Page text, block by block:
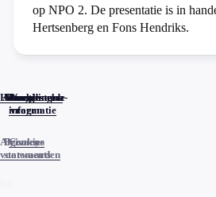
op NPO 2. De presentatie is in
Hertsenberg en Fons Hendriks.
Home
Actueel
Uitzendingen
Reacties
Programma-
informatie
Veelgestelde
vragen
Algemene
voorwaarden
Privacy
statements
Cookies